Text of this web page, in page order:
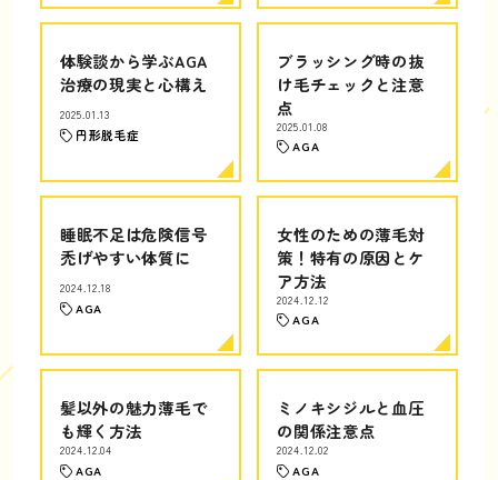
体験談から学ぶAGA
治療の現実と心構え
2025.01.13
円形脱毛症
ブラッシング時の抜
け毛チェックと注意
点
2025.01.08
AGA
睡眠不足は危険信号
禿げやすい体質に
2024.12.18
AGA
女性のための薄毛対
策！特有の原因とケ
ア方法
2024.12.12
AGA
髪以外の魅力薄毛で
も輝く方法
2024.12.04
AGA
ミノキシジルと血圧
の関係注意点
2024.12.02
AGA